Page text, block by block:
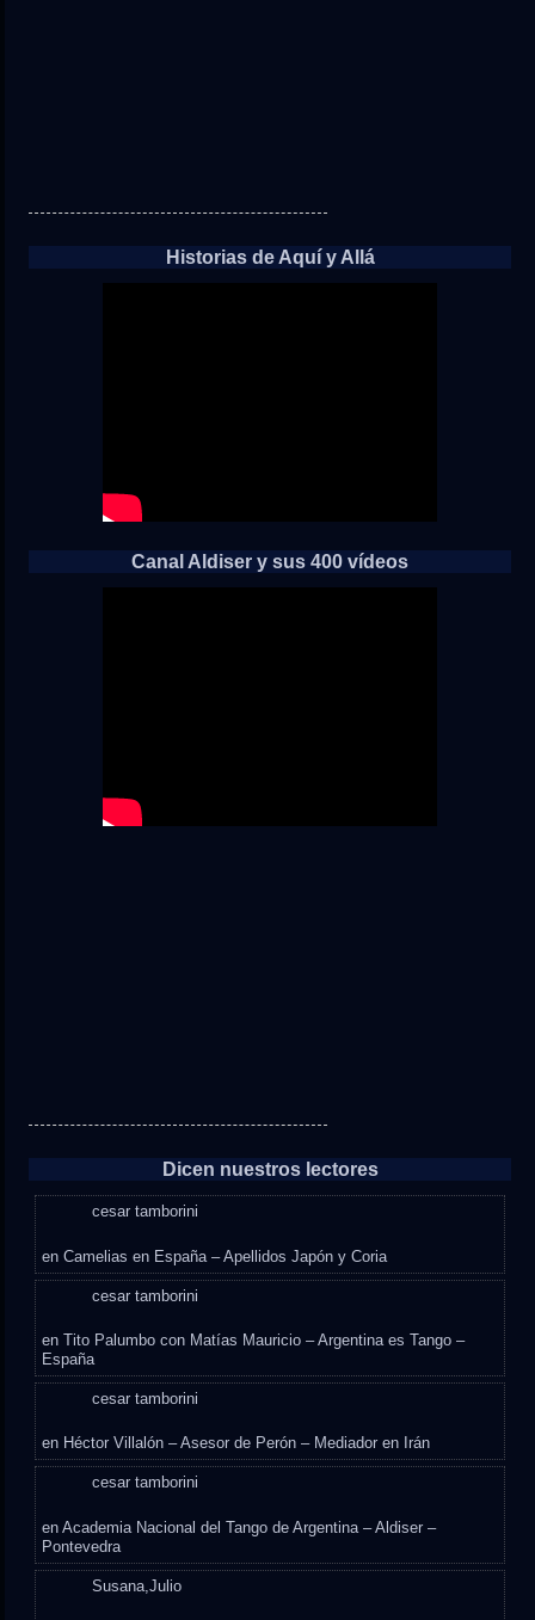
Historias de Aquí y Allá
Canal Aldiser y sus 400 vídeos
Dicen nuestros lectores
cesar tamborini
enCamelias en España – Apellidos Japón y Coria
cesar tamborini
enTito Palumbo con Matías Mauricio – Argentina es Tango –
España
cesar tamborini
en Héctor Villalón – Asesor de Perón – Mediador en Irán
cesar tamborini
enAcademia Nacional del Tango de Argentina – Aldiser –
Pontevedra
Susana,Julio